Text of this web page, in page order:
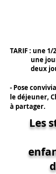
TARIF : une
une
deux jours
- Pose
le déjeuner,
à partager.
Les